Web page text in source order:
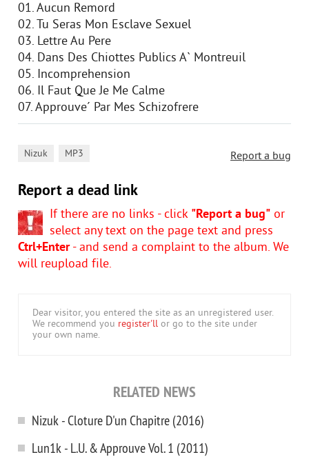
01. Aucun Remord
02. Tu Seras Mon Esclave Sexuel
03. Lettre Au Pere
04. Dans Des Chiottes Publics A` Montreuil
05. Incomprehension
06. Il Faut Que Je Me Calme
07. Approuve´ Par Mes Schizofrere
Report a bug
Nizuk MP3
Report a dead link
If there are no links - click "Report a bug" or
select any text on the page text and press
Ctrl+Enter- and send a complaint to the album. We
will reupload file.
Dear visitor, you entered the site as an unregistered user.
We recommend you register'll or go to the site under
your own name.
RELATED NEWS
Nizuk - Cloture D'un Chapitre (2016)
Lun1k - L.U. & Approuve Vol. 1 (2011)